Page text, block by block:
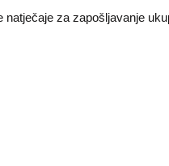
za zapošljavanje